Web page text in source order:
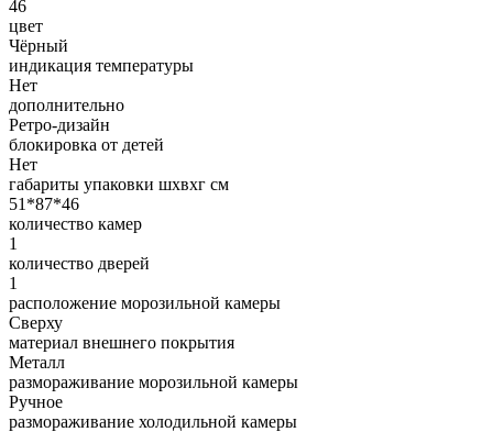
46
цвет
Чёрный
индикация температуры
Нет
дополнительно
Ретро-дизайн
блокировка от детей
Нет
габариты упаковки шxвxг см
51*87*46
количество камер
1
количество дверей
1
расположение морозильной камеры
Сверху
материал внешнего покрытия
Металл
размораживание морозильной камеры
Ручное
размораживание холодильной камеры